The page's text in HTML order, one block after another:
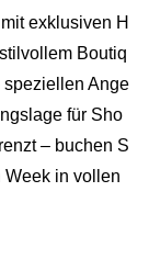
exklusiven H
Boutiq
speziellen Ange
für Sho
– buchen S
in vollen